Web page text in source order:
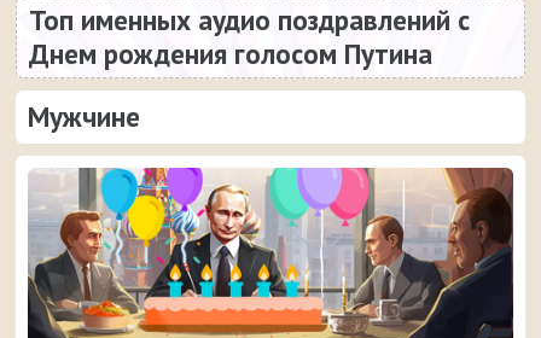
Топ именных аудио поздравлений с
Днем рождения голосом Путина
Мужчине